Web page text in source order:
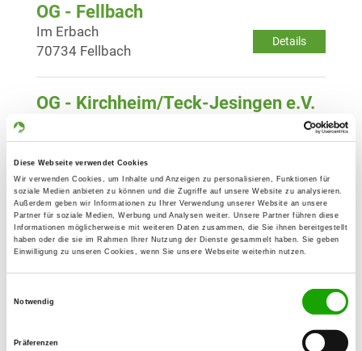
Diese Webseite verwendet Cookies
Wir verwenden Cookies, um Inhalte und Anzeigen zu personalisieren, Funktionen für
soziale Medien anbieten zu können und die Zugriffe auf unsere Website zu analysieren.
Außerdem geben wir Informationen zu Ihrer Verwendung unserer Website an unsere
Partner für soziale Medien, Werbung und Analysen weiter. Unsere Partner führen diese
Informationen möglicherweise mit weiteren Daten zusammen, die Sie ihnen bereitgestellt
haben oder die sie im Rahmen Ihrer Nutzung der Dienste gesammelt haben. Sie geben
Einwilligung zu unseren Cookies, wenn Sie unsere Webseite weiterhin nutzen.
Notwendig
Präferenzen
OG - Fellbach
Details
Im Erbach
70734 Fellbach
OG - Kirchheim/Teck-Jesingen e.V.
Details
73230 Kirchheim/Teck
OG - Köngen u. Umgeb. e.V.
Details
Denkendorfer Str. 119
73257 Köngen
Details
Schmidener Str. 1